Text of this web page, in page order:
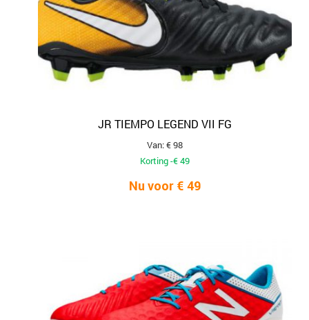
JR TIEMPO LEGEND VII FG
Van: € 98
Korting -€ 49
Nu voor € 49